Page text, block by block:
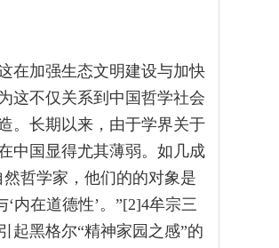
在加强生态文明建设与加快
这不仅关系到中国哲学社会
。长期以来，由于学界关于
中国显得尤其薄弱。如几成
哲学家，他们的的对象是
内在道德性’。”[2]4牟宗三
起黑格尔“精神家园之感”的